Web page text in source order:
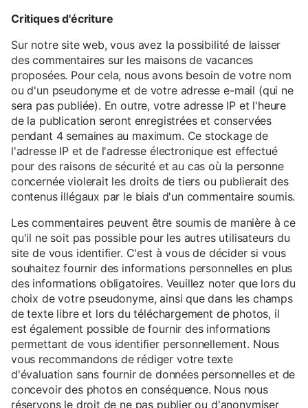
Critiques d'écriture
Sur notre site web, vous avez la possibilité de laisser
des commentaires sur les maisons de vacances
proposées. Pour cela, nous avons besoin de votre nom
ou d'un pseudonyme et de votre adresse e-mail (qui ne
sera pas publiée). En outre, votre adresse IP et l'heure
de la publication seront enregistrées et conservées
pendant 4 semaines au maximum. Ce stockage de
l'adresse IP et de l'adresse électronique est effectué
pour des raisons de sécurité et au cas où la personne
concernée violerait les droits de tiers ou publierait des
contenus illégaux par le biais d'un commentaire soumis.
Les commentaires peuvent être soumis de manière à ce
qu'il ne soit pas possible pour les autres utilisateurs du
site de vous identifier. C'est à vous de décider si vous
souhaitez fournir des informations personnelles en plus
des informations obligatoires. Veuillez noter que lors du
choix de votre pseudonyme, ainsi que dans les champs
de texte libre et lors du téléchargement de photos, il
est également possible de fournir des informations
permettant de vous identifier personnellement. Nous
vous recommandons de rédiger votre texte
d'évaluation sans fournir de données personnelles et de
concevoir des photos en conséquence. Nous nous
réservons le droit de ne pas publier ou d'anonymiser